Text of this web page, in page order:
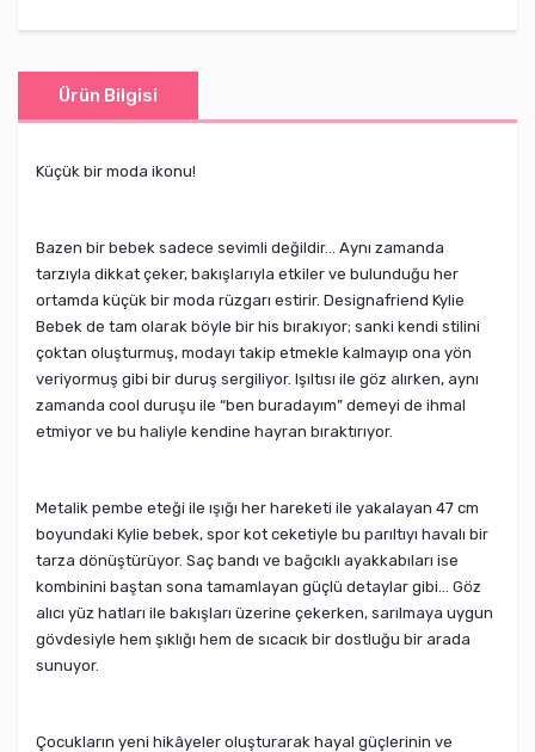
Ürün Bilgisi
Küçük bir moda ikonu!
Bazen bir bebek sadece sevimli değildir… Aynı zamanda
tarzıyla dikkat çeker, bakışlarıyla etkiler ve bulunduğu her
ortamda küçük bir moda rüzgarı estirir. Designafriend Kylie
Bebek de tam olarak böyle bir his bırakıyor; sanki kendi stilini
çoktan oluşturmuş, modayı takip etmekle kalmayıp ona yön
veriyormuş gibi bir duruş sergiliyor. Işıltısı ile göz alırken, aynı
zamanda cool duruşu ile “ben buradayım” demeyi de ihmal
etmiyor ve bu haliyle kendine hayran bıraktırıyor.
Metalik pembe eteği ile ışığı her hareketi ile yakalayan 47 cm
boyundaki Kylie bebek, spor kot ceketiyle bu parıltıyı havalı bir
tarza dönüştürüyor. Saç bandı ve bağcıklı ayakkabıları ise
kombinini baştan sona tamamlayan güçlü detaylar gibi… Göz
alıcı yüz hatları ile bakışları üzerine çekerken, sarılmaya uygun
gövdesiyle hem şıklığı hem de sıcacık bir dostluğu bir arada
sunuyor.
Çocukların yeni hikâyeler oluşturarak hayal güçlerinin ve